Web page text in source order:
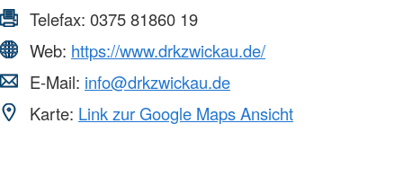
Telefax: 0375 81860 19
Web: https://www.drkzwickau.de/
E-Mail: info@drkzwickau.de
Karte: Link zur Google Maps Ansicht